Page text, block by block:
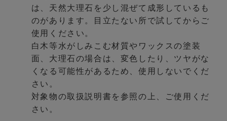
は、天然大理石を少し混ぜて成形しているも
のがあります。目立たない所で試してからご
使用ください。
白木等水がしみこむ材質やワックスの塗装
面、大理石の場合は、変色したり、ツヤがな
くなる可能性があるため、使用しないでくだ
さい。
対象物の取扱説明書を参照の上、ご使用くだ
さい。